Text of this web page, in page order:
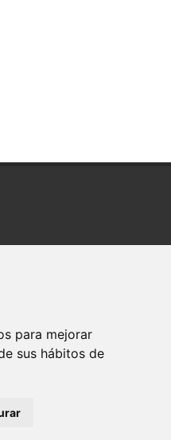
para mejorar
sus hábitos de